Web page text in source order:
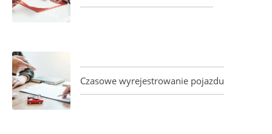
Czasowe wyrejestrowanie pojazdu